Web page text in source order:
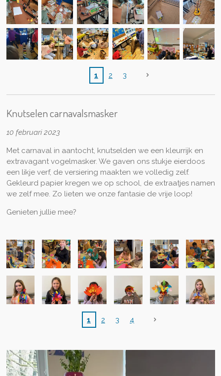
1 2 3
Knutselen carnavalsmasker
10 februari 2023
Met carnaval in aantocht, knutselden we een kleurrijk en
extravagant vogelmasker. We gaven ons stukje eierdoos
een likje verf, de versiering maakten we volledig zelf.
Gekleurd papier kregen we op school, de extraatjes namen
we zelf mee. Zo lieten we onze fantasie de vrije loop!
Genieten jullie mee?
1 2 3 4